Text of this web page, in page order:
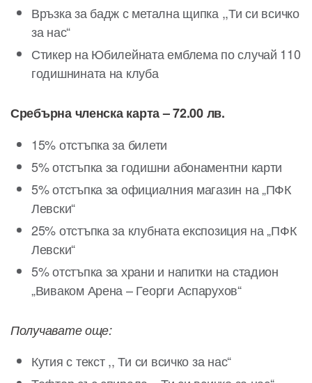
Връзка за бадж с метална щипка ,,Ти си всичко
за нас“
Стикер на Юбилейната емблема по случай 110
годишнината на клуба
Сребърна членска карта – 72.00 лв.
15% отстъпка за билети
5% отстъпка за годишни абонаментни карти
5% отстъпка за официалния магазин на „ПФК
Левски“
25% отстъпка за клубната експозиция на „ПФК
Левски“
5% отстъпка за храни и напитки на стадион
„Виваком Арена – Георги Аспарухов“
Получавате още:
Кутия с текст ,, Ти си всичко за нас“